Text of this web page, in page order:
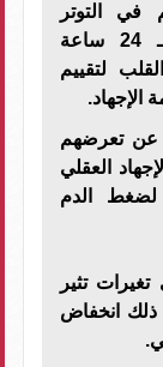
في التوتر
والغضب والعواطف السلبية خلال الـ 24 ساعة
لتقييم
الإجهاد.
عن تعرضهم
العقلي
لضغط الدم
تثير
ذلك انخفاض